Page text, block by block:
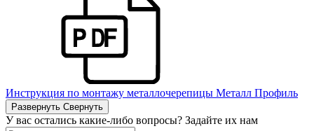
Инструкция по монтажу металлочерепицы Металл Профиль
Развернуть Свернуть
У вас остались какие-либо вопросы? Задайте их нам